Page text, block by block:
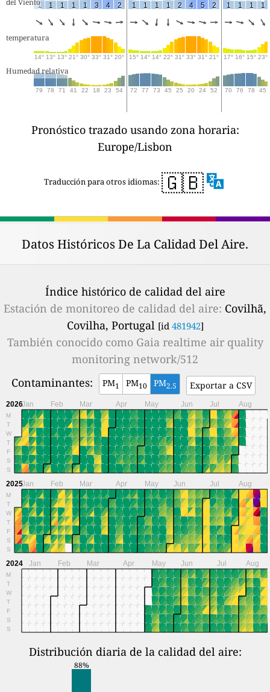
1 1 1 1 1 3 4 2 1 1 1 1 2 4 5 2 1 1 1 1
temperatura
14° 13° 13° 21° 30° 33° 31° 20° 15° 14° 14° 22° 31° 33° 31° 21° 17° 16° 15° 23°
Humedad relativa
79 78 71 41 22 18 23 54 72 77 73 45 25 20 24 52 70 76 78 45
Pronóstico trazado usando zona horaria:
Europe/Lisbon
Traducción para otros idiomas: 🇬🇧
Datos Históricos De La Calidad Del Aire.
Índice histórico de calidad del aire
Estación de monitoreo de calidad del aire: Covilhã,
Covilha, Portugal [id 481942]
También conocido comoGaia realtime air quality
monitoring network/512
Contaminantes:
PM1 PM10 PM2.5 Exportar a CSV
2026
M
T
W
T
F
S
S
Jan Feb Mar Apr May Jun Jul Aug
2025
M
T
W
T
F
S
S
Jan Feb Mar Apr May Jun Jul Aug
2024
M
T
W
T
F
S
S
Jan Feb Mar Apr May Jun Jul Aug
Distribución diaria de la calidad del aire:
88%